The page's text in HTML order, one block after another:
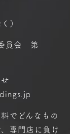
）
員会 第
で どんなもの
専門店に 負け